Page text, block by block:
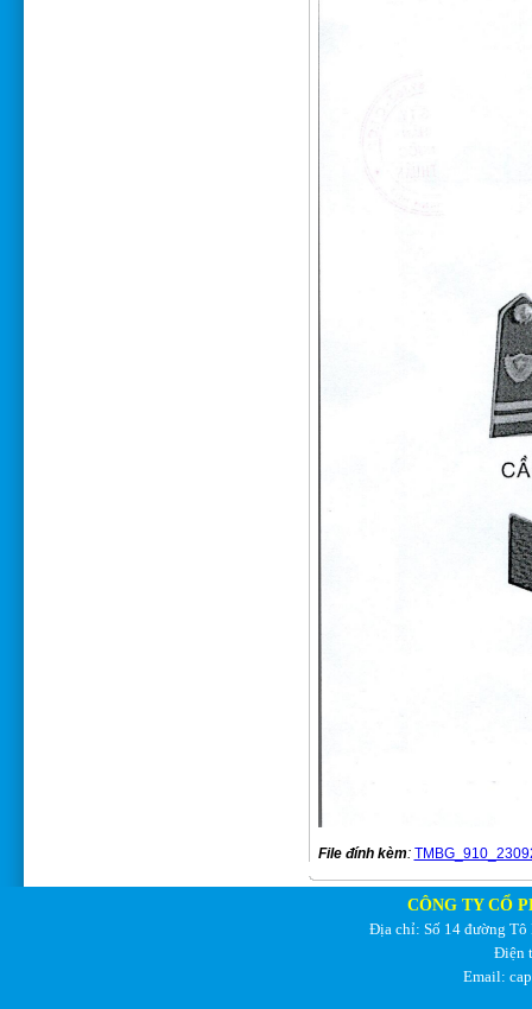
File đính kèm:
CÔNG TY CỔ
Địa chỉ: Số 14 đường Tô
Điện
Email: